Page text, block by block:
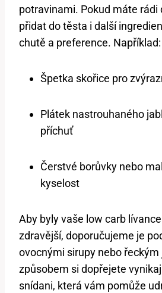
potravinami. Pokud máte rádi
přidat do těsta i další
chutě a preference. Například:
Špetka skořice pro
Plátek nastrouhaného
příchuť
Čerstvé borůvky nebo
kyselost
Aby byly vaše low carb
zdravější, doporučujeme je
ovocnými sirupy nebo
způsobem si dopřejete
snídani, která vám pomůže